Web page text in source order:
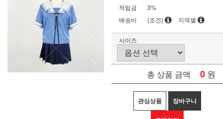
적립금
3%
배송비
(조건) 지역별
사이즈
총 상품 금액 0 원
관심상품 장바구니